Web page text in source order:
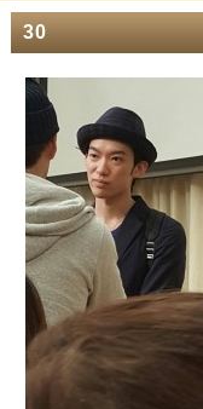
30